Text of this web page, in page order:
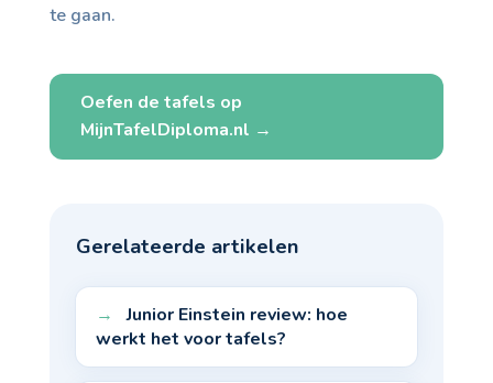
te gaan.
Oefen de tafels op
MijnTafelDiploma.nl →
Gerelateerde artikelen
Junior Einstein review: hoe
werkt het voor tafels?